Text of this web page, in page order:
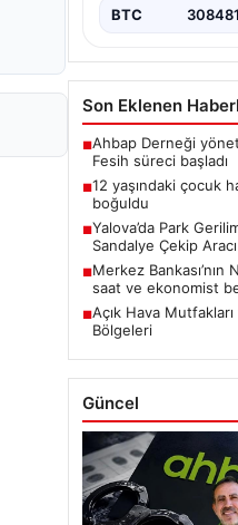
BTC
Son Eklenen
■Ahbap Derneği
Fesih süreci başladı
■12 yaşındaki çocuk
boğuldu
■Yalova’da Park
Sandalye Çekip
■Merkez Bankası’nın
saat ve ekonomist
■Açık Hava
Bölgeleri
Güncel